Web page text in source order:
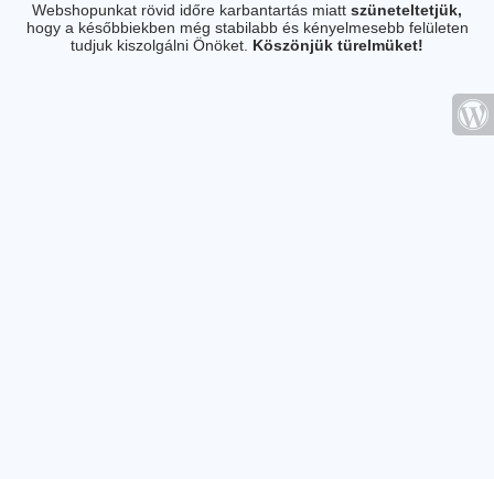
Webshopunkat rövid időre karbantartás miatt szüneteltetjük,
hogy a későbbiekben még stabilabb és kényelmesebb felületen
tudjuk kiszolgálni Önöket. Köszönjük türelmüket!